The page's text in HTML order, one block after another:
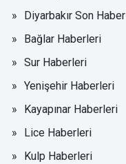
Diyarbakır Son Haber
Bağlar Haberleri
Sur Haberleri
Yenişehir Haberleri
Kayapınar Haberleri
Lice Haberleri
Kulp Haberleri